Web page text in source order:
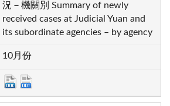
況－機關別 Summary of newly
received cases at Judicial Yuan and
its subordinate agencies – by agency
10月份